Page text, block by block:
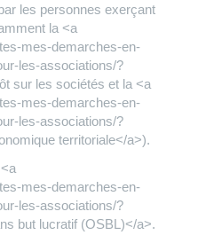
les personnes exerçant
la <a
mes-demarches-en-
les-associations/?
sur les sociétés et la <a
mes-demarches-en-
les-associations/?
territoriale</a>).
mes-demarches-en-
les-associations/?
but lucratif (OSBL)</a>.